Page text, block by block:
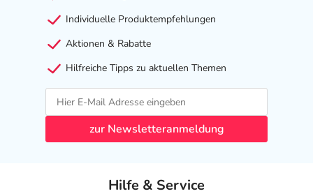
Individuelle Produktempfehlungen
Aktionen & Rabatte
Hilfreiche Tipps zu aktuellen Themen
zur Newsletteranmeldung
Hilfe & Service